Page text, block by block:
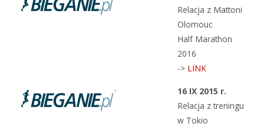
Relacja z Mattoni
Olomouc
Half Marathon
2016
-> LINK
16 IX 2015 r.
Relacja z treningu
w Tokio